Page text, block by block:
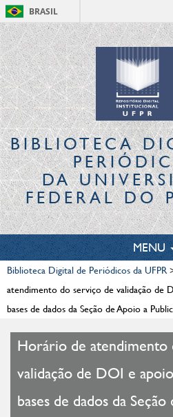
BRASIL
BIBLIOTECA
DA
FEDERAL DO
MENU
Biblioteca Digital de Periódicos da UFPR
atendimento do serviço de validação de
bases de dados da Seção de Apoio a
Horário de atendimento
validação de DOI e
bases de dados da